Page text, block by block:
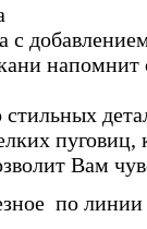
с
напомнит
пуговиц,
Вам
по